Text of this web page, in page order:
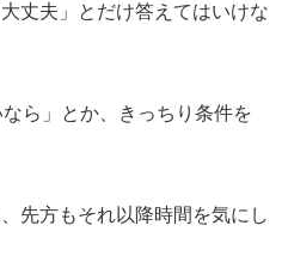
丈夫」とだけ答えてはいけな
ら」とか、きっちり条件を
先方もそれ以降時間を気にし